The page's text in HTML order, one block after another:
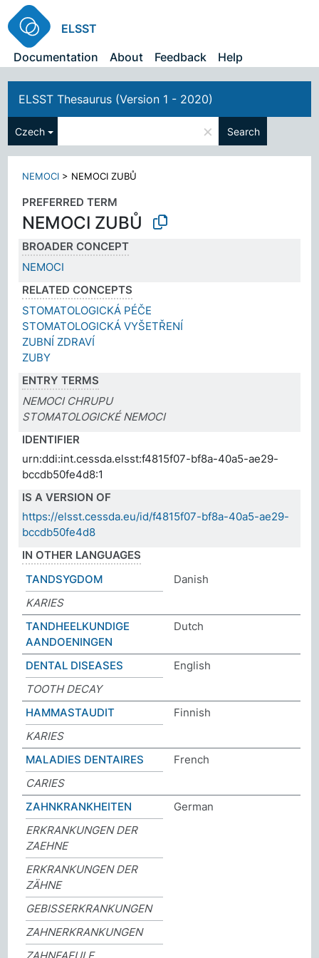
ELSST
Documentation
About Feedback Help
ELSST Thesaurus (Version 1 - 2020)
Czech × Search
NEMOCI > NEMOCI ZUBŮ
PREFERRED TERM
NEMOCI ZUBŮ
BROADER CONCEPT
NEMOCI
RELATED CONCEPTS
STOMATOLOGICKÁ PÉČE
STOMATOLOGICKÁ VYŠETŘENÍ
ZUBNÍ ZDRAVÍ
ZUBY
ENTRY TERMS
NEMOCI CHRUPU
STOMATOLOGICKÉ NEMOCI
IDENTIFIER
urn:ddi:int.cessda.elsst:f4815f07-bf8a-40a5-ae29-
bccdb50fe4d8:1
IS A VERSION OF
https://elsst.cessda.eu/id/f4815f07-bf8a-40a5-ae29-
bccdb50fe4d8
IN OTHER LANGUAGES
TANDSYGDOM
Danish
KARIES
TANDHEELKUNDIGE
AANDOENINGEN
Dutch
DENTAL DISEASES
English
TOOTH DECAY
HAMMASTAUDIT
Finnish
KARIES
MALADIES DENTAIRES
French
CARIES
ZAHNKRANKHEITEN
German
ERKRANKUNGEN DER
ZAEHNE
ERKRANKUNGEN DER
ZÄHNE
GEBISSERKRANKUNGEN
ZAHNERKRANKUNGEN
ZAHNFAEULE